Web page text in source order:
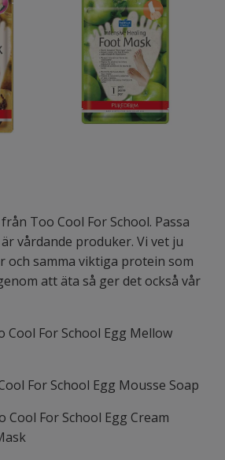
Too Cool For School. Passa
vårdande produker. Vi vet ju
och samma viktiga protein som
att äta så ger det också vår
Cool For School Egg Mellow
For School Egg Mousse Soap
Cool For School Egg Cream